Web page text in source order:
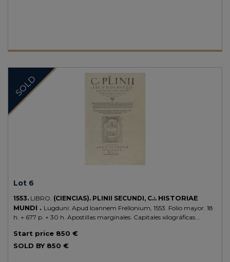
SOLD
Lot 6
1553. LIBRO. (CIENCIAS). PLINII SECUNDI, C.:. HISTORIAE
MUNDI . Lugduni: Apud Ioannem Frellonium, 1553. Folio mayor. 18
h. + 677 p. + 30 h. Apostillas marginales. Capitales xilográficas.
propia. Enc. en pergamino de época, semidesprendido, lomera
rotulada. Edición completa de la historia natural que Plinio nos legó,
Start price 850 €
SOLD BY 850 €